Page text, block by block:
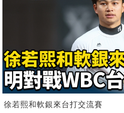
徐若熙和軟銀來台打交流賽